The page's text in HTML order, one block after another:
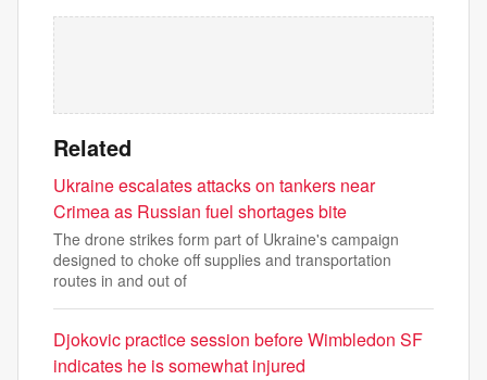
Related
Ukraine escalates attacks on tankers near
Crimea as Russian fuel shortages bite
The drone strikes form part of Ukraine's campaign
designed to choke off supplies and transportation
routes in and out of
Djokovic practice session before Wimbledon SF
indicates he is somewhat injured